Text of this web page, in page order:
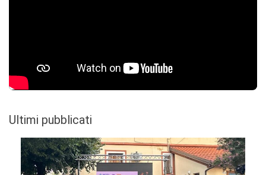
Ultimi pubblicati